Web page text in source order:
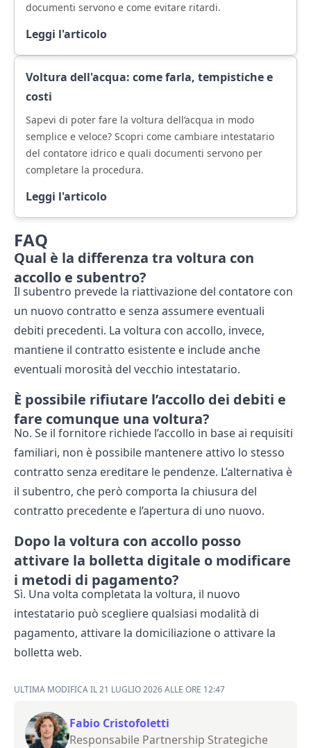
documenti servono e come evitare ritardi.
Leggi l'articolo
Voltura dell'acqua: come farla, tempistiche e
costi
Sapevi di poter fare la voltura dell’acqua in modo
semplice e veloce? Scopri come cambiare intestatario
del contatore idrico e quali documenti servono per
completare la procedura.
Leggi l'articolo
FAQ
Qual è la differenza tra voltura con
accollo e subentro?
Il subentro prevede la riattivazione del contatore con
un nuovo contratto e senza assumere eventuali
debiti precedenti. La voltura con accollo, invece,
mantiene il contratto esistente e include anche
eventuali morosità del vecchio intestatario.
È possibile rifiutare l’accollo dei debiti e
fare comunque una voltura?
No. Se il fornitore richiede l’accollo in base ai requisiti
familiari, non è possibile mantenere attivo lo stesso
contratto senza ereditare le pendenze. L’alternativa è
il subentro, che però comporta la chiusura del
contratto precedente e l’apertura di uno nuovo.
Dopo la voltura con accollo posso
attivare la bolletta digitale o modificare
i metodi di pagamento?
Sì. Una volta completata la voltura, il nuovo
intestatario può scegliere qualsiasi modalità di
pagamento, attivare la domiciliazione o attivare la
bolletta web.
ULTIMA MODIFICA IL 21 LUGLIO 2026 ALLE ORE 12:47
Fabio Cristofoletti
Responsabile Partnership Strategiche